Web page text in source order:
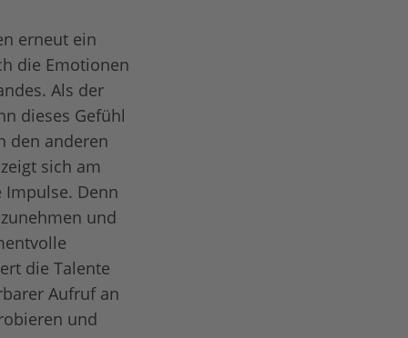
erneut ein
die Emotionen
Als der
dieses Gefühl
den anderen
sich am
Impulse. Denn
und
die Talente
Aufruf an
und